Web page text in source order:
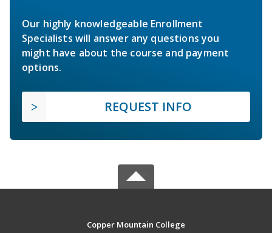
Our highly knowledgeable Enrollment
Specialists will answer any questions you
might have about the course and payment
options.
REQUEST INFO
Copper Mountain College